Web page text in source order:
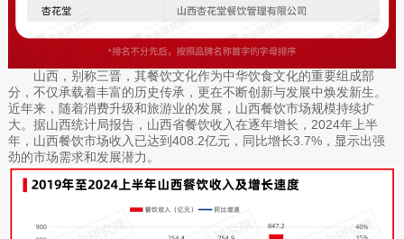
山西，别称三晋，其餐饮文化作为中华饮食文化的重要组成部
分，不仅承载着丰富的历史传承，更在不断创新与发展中焕发新生。
近年来，随着消费升级和旅游业的发展，山西餐饮市场规模持续扩
大。据山西统计局报告，山西省餐饮收入在逐年增长，2024年上半
年，山西餐饮市场收入已达到408.2亿元，同比增长3.7%，显示出强
劲的市场需求和发展潜力。